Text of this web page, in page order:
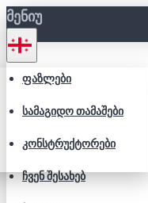
ᲛᲔᲜᲘᲣ
ᲤᲐᲖᲚᲔᲑᲘ
ᲡᲐᲛᲐᲒᲘᲓᲝ ᲗᲐᲛᲐᲨᲔᲑᲘ
ᲙᲝᲜᲡᲢᲠᲣᲥᲢᲝᲠᲔᲑᲘ
ᲩᲕᲔᲜ ᲨᲔᲡᲐᲮᲔᲑ